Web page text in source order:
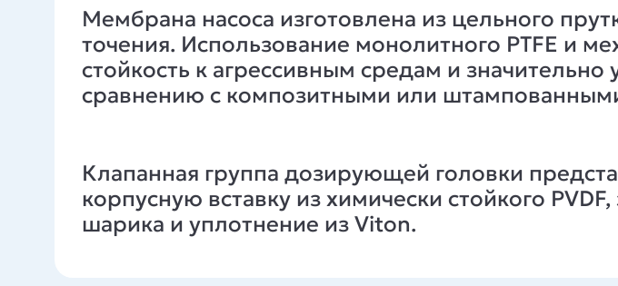
Мембрана насоса изготовлена из цельного
точения. Использование монолитного PTFE и
стойкость к агрессивным средам и
сравнению с композитными или
Клапанная группа дозирующей головки
корпусную вставку из химически стойкого
шарика и уплотнение из Viton.